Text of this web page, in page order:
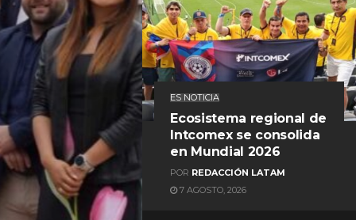
ES NOTICIA
Ecosistema regional de
Intcomex se consolida
en Mundial 2026
POR REDACCIÓN LATAM
7 AGOSTO, 2026